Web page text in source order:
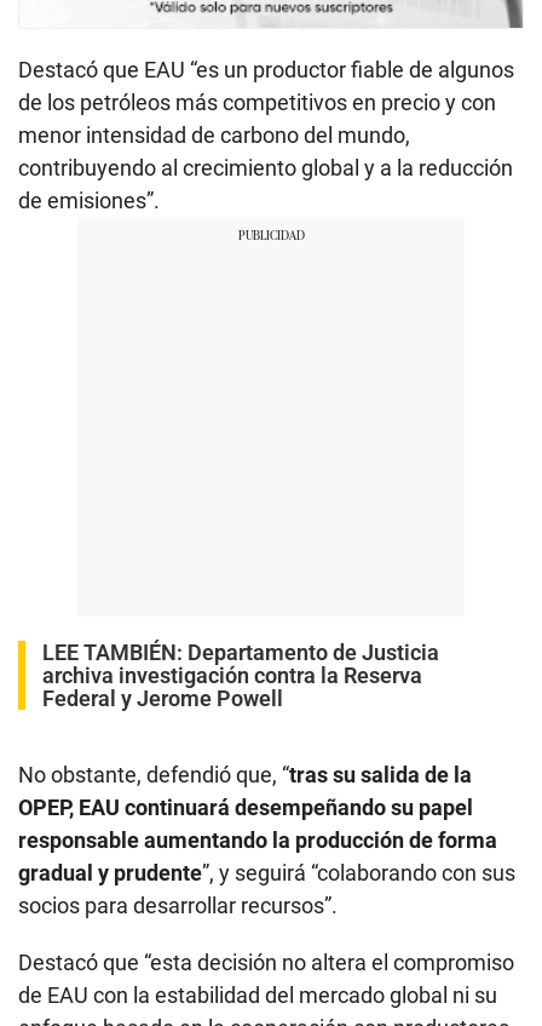
Destacó que EAU “es un productor fiable de algunos
de los petróleos más competitivos en precio y con
menor intensidad de carbono del mundo,
contribuyendo al crecimiento global y a la reducción
de emisiones”.
LEE TAMBIÉN: Departamento de Justicia
archiva investigación contra la Reserva
Federal y Jerome Powell
No obstante, defendió que, “tras su salida de la
OPEP, EAU continuará desempeñando su papel
responsable aumentando la producción de forma
gradual y prudente”, y seguirá “colaborando con sus
socios para desarrollar recursos”.
Destacó que “esta decisión no altera el compromiso
de EAU con la estabilidad del mercado global ni su